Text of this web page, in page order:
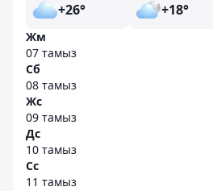
+26° +18°
Жм
07 тамыз
Сб
08 тамыз
Жс
09 тамыз
Дс
10 тамыз
Сс
11 тамыз